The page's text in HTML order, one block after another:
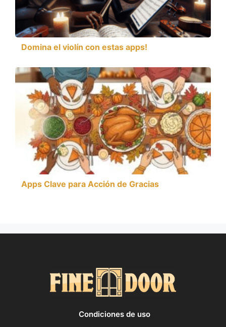
Domina el violín con estas apps!
Apps Clave para Acción de Gracias
Condiciones de uso